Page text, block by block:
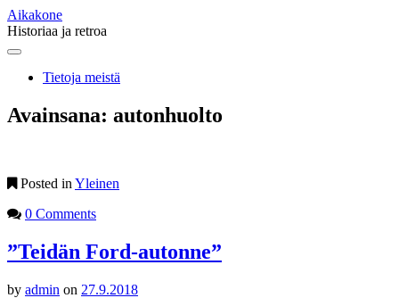
Aikakone
Historiaa ja retroa
Main
Skip
contentTietoja meistä
Avainsana: autonhuolto
Posted in Yleinen
0 Comments
”Teidän Ford-autonne”
by admin on 27.9.2018